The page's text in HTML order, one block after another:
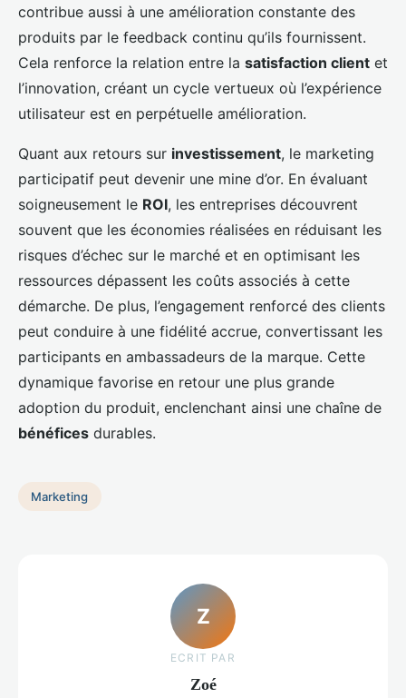
contribue aussi à une amélioration constante des
produits par le feedback continu qu’ils fournissent.
Cela renforce la relation entre la satisfaction client et
l’innovation, créant un cycle vertueux où l’expérience
utilisateur est en perpétuelle amélioration.
Quant aux retours sur investissement, le marketing
participatif peut devenir une mine d’or. En évaluant
soigneusement le ROI, les entreprises découvrent
souvent que les économies réalisées en réduisant les
risques d’échec sur le marché et en optimisant les
ressources dépassent les coûts associés à cette
démarche. De plus, l’engagement renforcé des clients
peut conduire à une fidélité accrue, convertissant les
participants en ambassadeurs de la marque. Cette
dynamique favorise en retour une plus grande
adoption du produit, enclenchant ainsi une chaîne de
bénéfices durables.
Marketing
Z
ECRIT PAR
Zoé